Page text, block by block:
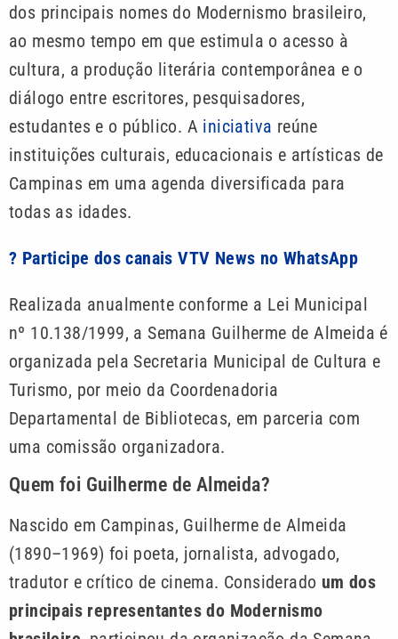
dos principais nomes do Modernismo brasileiro,
ao mesmo tempo em que estimula o acesso à
cultura, a produção literária contemporânea e o
diálogo entre escritores, pesquisadores,
estudantes e o público. A iniciativa reúne
instituições culturais, educacionais e artísticas de
Campinas em uma agenda diversificada para
todas as idades.
? Participe dos canais VTV News no WhatsApp
Realizada anualmente conforme a Lei Municipal
nº 10.138/1999, a Semana Guilherme de Almeida é
organizada pela Secretaria Municipal de Cultura e
Turismo, por meio da Coordenadoria
Departamental de Bibliotecas, em parceria com
uma comissão organizadora.
Quem foi Guilherme de Almeida?
Nascido em Campinas, Guilherme de Almeida
(1890–1969) foi poeta, jornalista, advogado,
tradutor e crítico de cinema. Considerado um dos
principais representantes do Modernismo